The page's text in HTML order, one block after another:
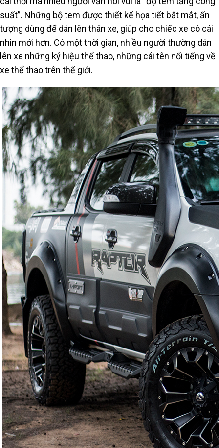
suất”. Những bộ tem được thiết kế họa tiết bắt mắt, ấn
tượng dùng để dán lên thân xe, giúp cho chiếc xe có cái
nhìn mới hơn. Có một thời gian, nhiều người thường dán
lên xe những ký hiệu thể thao, những cái tên nổi tiếng về
xe thể thao trên thế giới.